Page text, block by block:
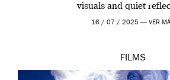
visuals and quiet
16 / 07 / 2025 — VER
FILMS